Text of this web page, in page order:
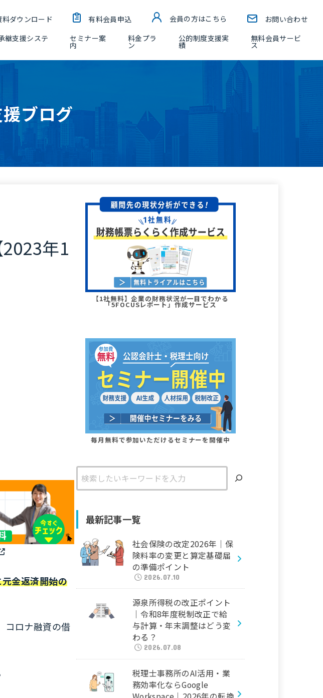
料ダウンロード 有料会員申込 会員の方はこちら
お問い合わせ
継支援システ セミナー案
内
料金プラ
ン
公的制度支援実
績
無料会員サービ
ス
ブログ
年1
金返済開始の
コロナ融資の借
【1社無料】企業の財務状況が一目でわかる
「5FOCUSレポート」作成サービス
毎月無料で参加いただけるセミナーを開催中
検
索
最新記事一覧
社会保険の改定2026年｜保
険料率の変更と算定基礎届
の準備ポイント
2026.07.10
源泉所得税の改正ポイント
｜令和8年度税制改正で給
与計算・年末調整はどう変
わる？
2026.07.08
税理士事務所のAI活用・業
務効率化ならGoogle